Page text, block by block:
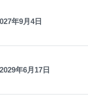
年9月4日
年6月17日